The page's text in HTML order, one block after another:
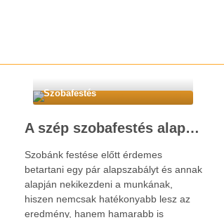
Szobafestés
A szép szobafestés alapszabályai
Szobánk festése előtt érdemes
betartani egy pár alapszabályt és annak
alapján nekikezdeni a munkának,
hiszen nemcsak hatékonyabb lesz az
eredmény, hanem hamarabb is